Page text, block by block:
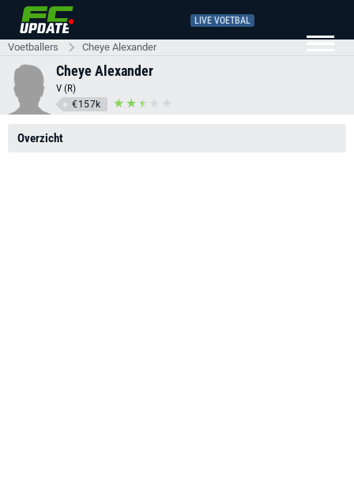
LIVE VOETBAL
Voetballers Cheye Alexander
Cheye Alexander
V (R)
€157k
Overzicht